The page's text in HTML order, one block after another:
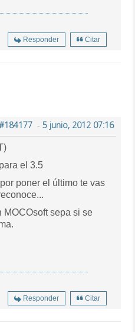
Responder Citar
- 5 junio, 2012 07:16
el 3.5
poner el último te vas
MOCOsoft sepa si se
Responder Citar